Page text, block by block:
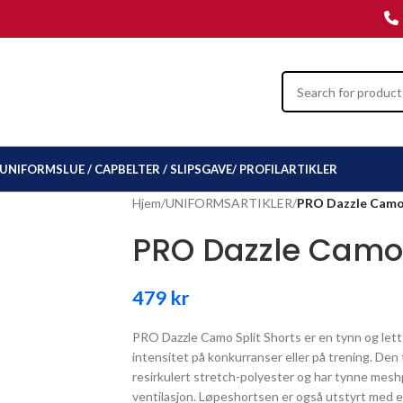
UNIFORMSLUE / CAPBELTER / SLIPSGAVE/ PROFILARTIKLER
Hjem/UNIFORMSARTIKLER/PRO Dazzle
PRO Dazzle
479 kr
PRO Dazzle Camo Split Shorts er en tynn og
intensitet på konkurranser eller på trening.
resirkulert stretch-polyester og har tynne
ventilasjon. Løpeshortsen er også utstyrt med